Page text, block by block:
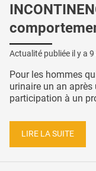
Actualité publiée il y a 9
Pour les hommes
urinaire un an
participation à un
LIRE LA SUITE